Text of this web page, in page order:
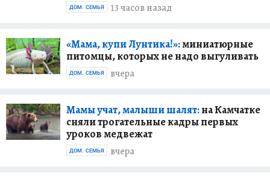
13 часов назад
ДОМ. СЕМЬЯ
«Мама, купи Лунтика!»:миниатюрные
питомцы, которых не надо выгуливать
вчера
ДОМ. СЕМЬЯ
Мамы учат, малыши шалят:на Камчатке
сняли трогательные кадры первых
уроков медвежат
вчера
ДОМ. СЕМЬЯ